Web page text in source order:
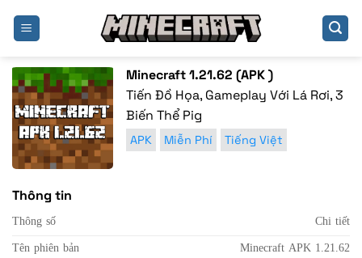
nội
dung
Minecraft 1.21.62 (APK )
Tiến Đồ Họa, Gameplay Với Lá Rơi, 3
Biến Thể Pig
APK Miễn Phí Tiếng Việt
Thông tin
Thông số Chi tiết
Tên phiên bản Minecraft APK 1.21.62